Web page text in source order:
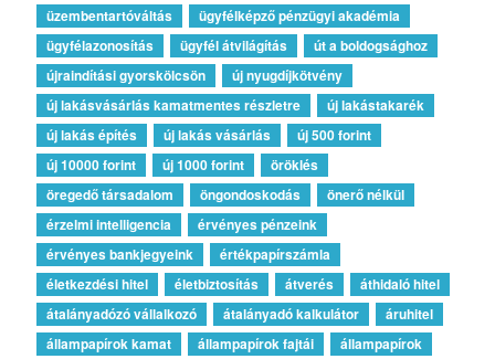
üzembentartóváltás
ügyfélképző pénzügyi akadémia
ügyfélazonosítás
ügyfél átvilágítás
út a boldogsághoz
újraindítási gyorskölcsön
új nyugdíjkötvény
új lakásvásárlás kamatmentes részletre
új lakástakarék
új lakás építés
új lakás vásárlás
új 500 forint
új 10000 forint
új 1000 forint
öröklés
öregedő társadalom
öngondoskodás
önerő nélkül
érzelmi intelligencia
érvényes pénzeink
érvényes bankjegyeink
értékpapírszámla
életkezdési hitel
életbiztosítás átverés
áthidaló hitel
átalányadózó vállalkozó
átalányadó kalkulátor
áruhitel
állampapírok kamat
állampapírok fajtái
állampapírok